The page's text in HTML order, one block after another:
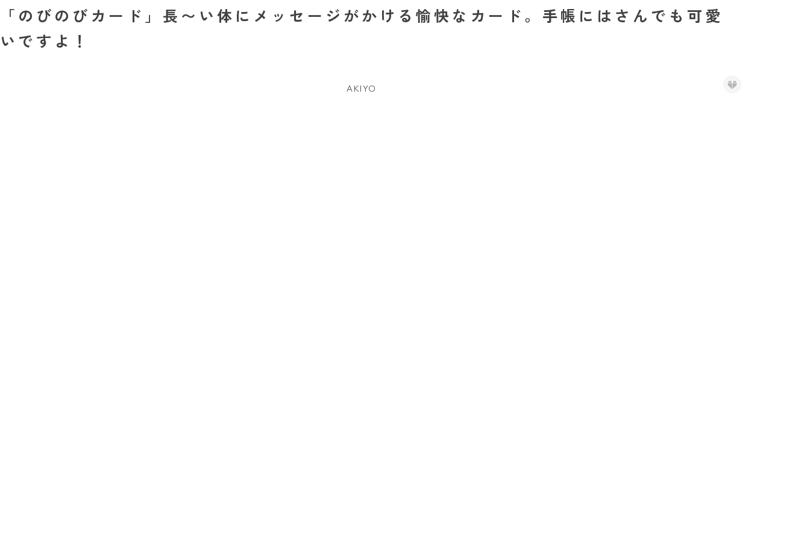
「のびのびカード」長〜い体にメッセージがかける愉快なカード。手帳にはさんでも可愛
いですよ！
AKIYO